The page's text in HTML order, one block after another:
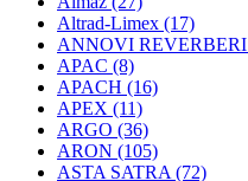
Altrad-Limex (17)
ANNOVI REVERBERI
APAC (8)
APACH (16)
APEX (11)
ARGO (36)
ARON (105)
ASTA SATRA (72)